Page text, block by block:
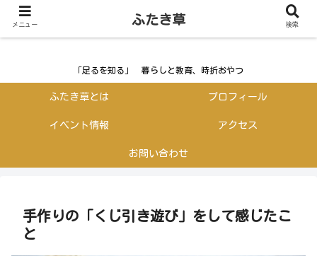
ふたき草
「足るを知る」 暮らしと教育、時折おやつ
ふたき草とは プロフィール
イベント情報 アクセス
お問い合わせ
手作りの「くじ引き遊び」をして感じたこ
と
メニュー ふたき草 検索